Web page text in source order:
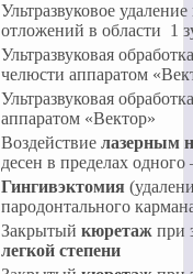
Ультразвуковое
отложений в области 1
Ультразвуковая
челюсти аппаратом
Ультразвуковая
аппаратом «Вектор»
Воздействие лазерным
десен в пределах
Гингивэктомия
пародонтального
Закрытый кюретаж при
легкой степени